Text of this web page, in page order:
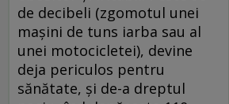
de decibeli (zgomotul unei
mașini de tuns iarba sau al
unei motocicletei), devine
deja periculos pentru
sănătate, și de-a dreptul